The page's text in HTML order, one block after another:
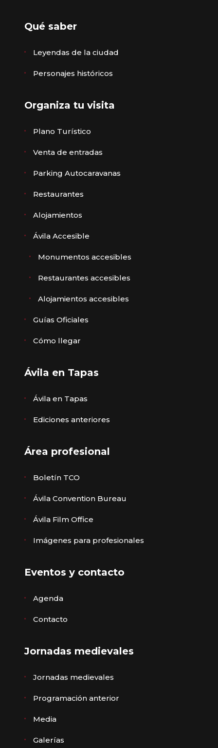
Qué saber
Leyendas de la ciudad
Personajes históricos
Organiza tu visita
Plano Turístico
Venta de entradas
Parking Autocaravanas
Restaurantes
Alojamientos
Ávila Accesible
Monumentos accesibles
Restaurantes accesibles
Alojamientos accesibles
Guías Oficiales
Cómo llegar
Ávila en Tapas
Ávila en Tapas
Ediciones anteriores
Área profesional
Boletín TCO
Ávila Convention Bureau
Ávila Film Office
Imágenes para profesionales
Eventos y contacto
Agenda
Contacto
Jornadas medievales
Jornadas medievales
Programación anterior
Media
Galerías